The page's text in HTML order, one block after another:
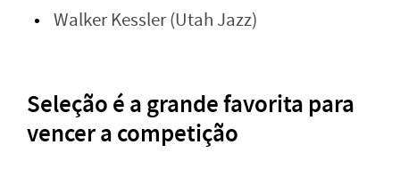
Walker Kessler (Utah Jazz)
Seleção é a grande favorita para
vencer a competição